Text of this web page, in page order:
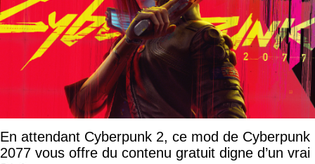
En attendant Cyberpunk 2, ce mod de Cyberpunk
2077 vous offre du contenu gratuit digne d’un vrai